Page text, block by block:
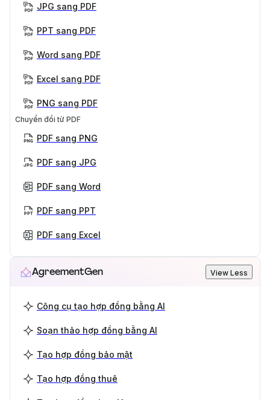
JPG sang PDF
PPT sang PDF
Word sang PDF
Excel sang PDF
PNG sang PDF
Chuyển đổi từ PDF
PDF sang PNG
PDF sang JPG
PDF sang Word
PDF sang PPT
PDF sang Excel
AgreementGen View Less
Công cụ tạo hợp đồng bằng AI
Soạn thảo hợp đồng bằng AI
Tạo hợp đồng bảo mật
Tạo hợp đồng thuê